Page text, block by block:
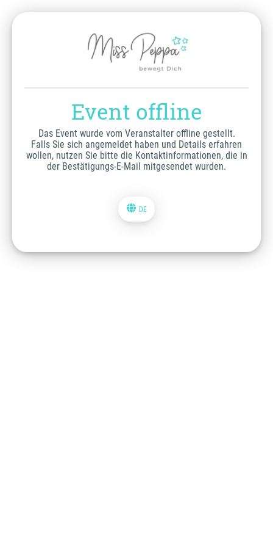
Event offline
Das Event wurde vom Veranstalter offline gestellt.
Falls Sie sich angemeldet haben und Details erfahren
wollen, nutzen Sie bitte die Kontaktinformationen, die in
der Bestätigungs-E-Mail mitgesendet wurden.
DE